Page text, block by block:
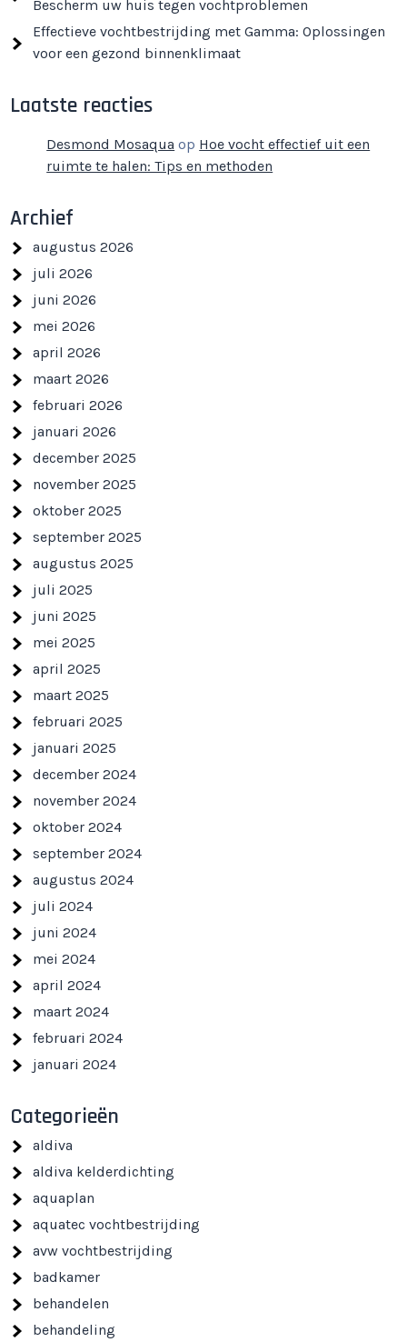
Bescherm uw huis tegen vochtproblemen
Effectieve vochtbestrijding met Gamma: Oplossingen
voor een gezond binnenklimaat
Laatste reacties
Desmond Mosaqua op Hoe vocht effectief uit een
ruimte te halen: Tips en methoden
Archief
augustus 2026
juli 2026
juni 2026
mei 2026
april 2026
maart 2026
februari 2026
januari 2026
december 2025
november 2025
oktober 2025
september 2025
augustus 2025
juli 2025
juni 2025
mei 2025
april 2025
maart 2025
februari 2025
januari 2025
december 2024
november 2024
oktober 2024
september 2024
augustus 2024
juli 2024
juni 2024
mei 2024
april 2024
maart 2024
februari 2024
januari 2024
Categorieën
aldiva
aldiva kelderdichting
aquaplan
aquatec vochtbestrijding
avw vochtbestrijding
badkamer
behandelen
behandeling